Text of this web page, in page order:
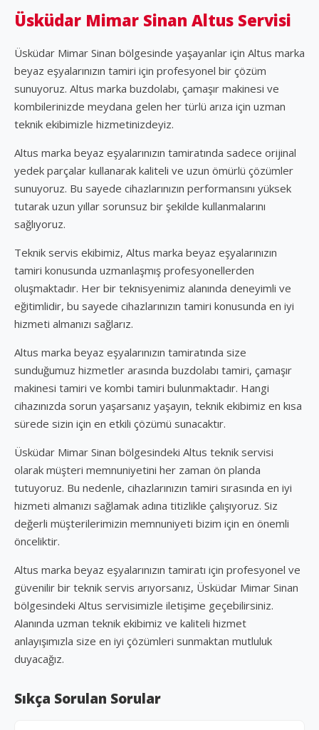
Üsküdar Mimar Sinan Altus Servisi
Üsküdar Mimar Sinan bölgesinde yaşayanlar için Altus marka
beyaz eşyalarınızın tamiri için profesyonel bir çözüm
sunuyoruz. Altus marka buzdolabı, çamaşır makinesi ve
kombilerinizde meydana gelen her türlü arıza için uzman
teknik ekibimizle hizmetinizdeyiz.
Altus marka beyaz eşyalarınızın tamiratında sadece orijinal
yedek parçalar kullanarak kaliteli ve uzun ömürlü çözümler
sunuyoruz. Bu sayede cihazlarınızın performansını yüksek
tutarak uzun yıllar sorunsuz bir şekilde kullanmalarını
sağlıyoruz.
Teknik servis ekibimiz, Altus marka beyaz eşyalarınızın
tamiri konusunda uzmanlaşmış profesyonellerden
oluşmaktadır. Her bir teknisyenimiz alanında deneyimli ve
eğitimlidir, bu sayede cihazlarınızın tamiri konusunda en iyi
hizmeti almanızı sağlarız.
Altus marka beyaz eşyalarınızın tamiratında size
sunduğumuz hizmetler arasında buzdolabı tamiri, çamaşır
makinesi tamiri ve kombi tamiri bulunmaktadır. Hangi
cihazınızda sorun yaşarsanız yaşayın, teknik ekibimiz en kısa
sürede sizin için en etkili çözümü sunacaktır.
Üsküdar Mimar Sinan bölgesindeki Altus teknik servisi
olarak müşteri memnuniyetini her zaman ön planda
tutuyoruz. Bu nedenle, cihazlarınızın tamiri sırasında en iyi
hizmeti almanızı sağlamak adına titizlikle çalışıyoruz. Siz
değerli müşterilerimizin memnuniyeti bizim için en önemli
önceliktir.
Altus marka beyaz eşyalarınızın tamiratı için profesyonel ve
güvenilir bir teknik servis arıyorsanız, Üsküdar Mimar Sinan
bölgesindeki Altus servisimizle iletişime geçebilirsiniz.
Alanında uzman teknik ekibimiz ve kaliteli hizmet
anlayışımızla size en iyi çözümleri sunmaktan mutluluk
duyacağız.
Sıkça Sorulan Sorular